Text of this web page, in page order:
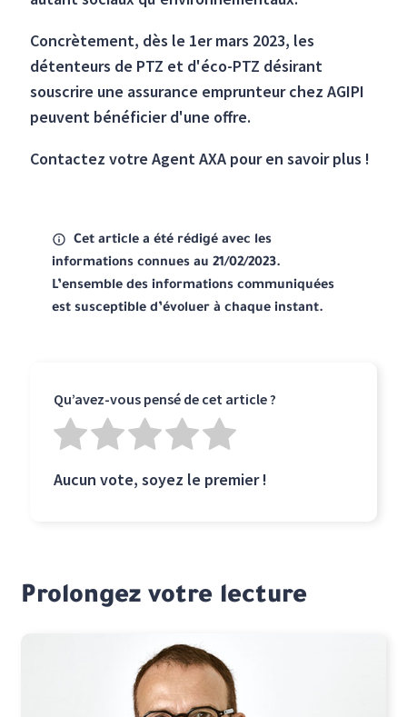
Concrètement, dès le 1er mars 2023, les
détenteurs de PTZ et d'éco-PTZ désirant
souscrire une assurance emprunteur chez AGIPI
peuvent bénéficier d'une offre.
Contactez votre Agent AXA pour en savoir plus !
Cet article a été rédigé avec les
informations connues au 21/02/2023.
L’ensemble des informations communiquées
est susceptible d’évoluer à chaque instant.
Qu’avez-vous pensé de cet article ?
Aucun vote, soyez le premier !
Prolongez votre lecture